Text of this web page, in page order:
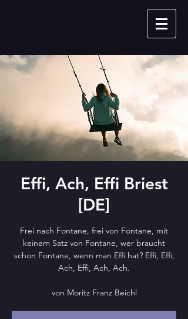
Effi, Ach, Effi Briest
[DE]
Frei nach Fontane, frei von Fontane, mit
keinem Satz von Fontane, wer braucht
schon Fontane, wenn man Effi hat? Effi, Effi,
Ach, Effi, Ach, Ach.
von Moritz Franz Beichl